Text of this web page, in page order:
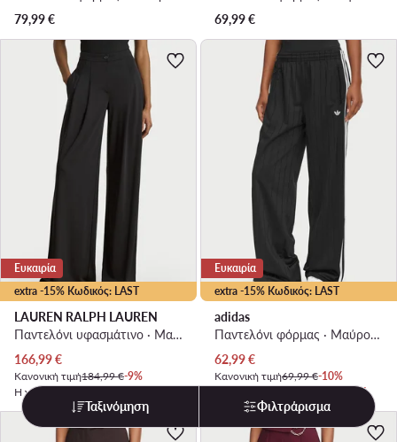
79,99€
69,99€
extra -15% Κωδικός: LAST
Ευκαιρία
LAUREN RALPH LAUREN
Παντελόνι υφασμάτινο · Μαύρο · Regular Fit
Τρέχουσα τιμή
166,99€
Κανονική τιμή184,99 €-9%
Η χαμηλότερη τιμή
extra -15% Κωδικός: LAST
Ευκαιρία
adidas
Παντελόνι φόρμας · Μαύρο · Relaxed Fit
Τρέχουσα τιμή
62,99€
Κανονική τιμή69,99 €-10%
-10%
Ταξινόμηση Φιλτράρισμα